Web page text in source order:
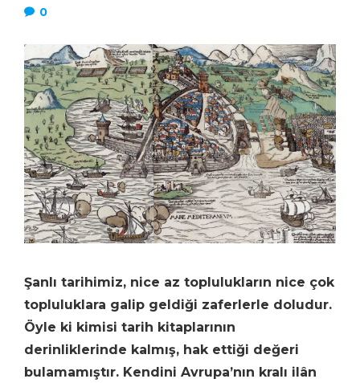
0
Şanlı tarihimiz, nice az toplulukların nice çok
topluluklara galip geldiği zaferlerle doludur.
Öyle ki kimisi tarih kitaplarının
derinliklerinde kalmış, hak ettiği değeri
bulamamıştır. Kendini Avrupa’nın kralı ilân